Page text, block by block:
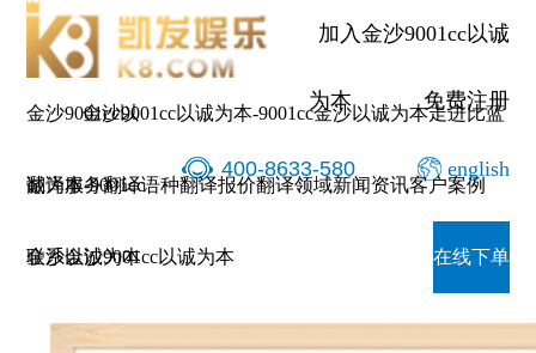
加入金沙9001cc以诚
为本 免费注册
400-8633-580 english
金沙9001cc以
诚为本-9001cc
金沙以诚为本
金沙9001cc以诚为本-9001cc金沙以诚为本走进比蓝
翻译服务翻译语种翻译报价翻译领域新闻资讯客户案例
联系金沙9001cc以诚为本 在线下单
深圳市企业
深圳市企业联合会深圳市企业家协会理事单位